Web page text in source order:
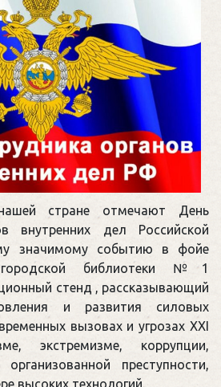
стране отмечают День
внутренних дел Российской
значимому событию в фойе
городской библиотеки №1
стенд , рассказывающий
и развития силовых
вызовах и угрозах XXI
экстремизме, коррупции,
организованной преступности,
высоких технологий.